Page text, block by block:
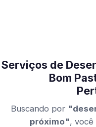
Serviços de
Bom
Buscando por
próximo", você